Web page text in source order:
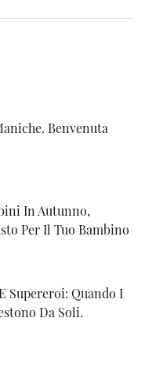
Benvenuta
In Autunno,
Per Il Tuo Bambino
Supereroi: Quando I
Da Soli.